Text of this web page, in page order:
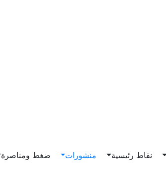
نقاط رئيسية منشورات ضغط ومناصرة